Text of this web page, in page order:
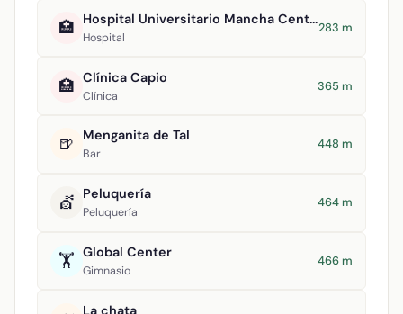
🏥 Hospital Universitario Mancha Centro
Hospital
283 m
🏥 Clínica Capio
Clínica
365 m
🍺 Menganita de Tal
Bar
448 m
💇 Peluquería
Peluquería
464 m
🏋️ Global Center
Gimnasio
466 m
La chata